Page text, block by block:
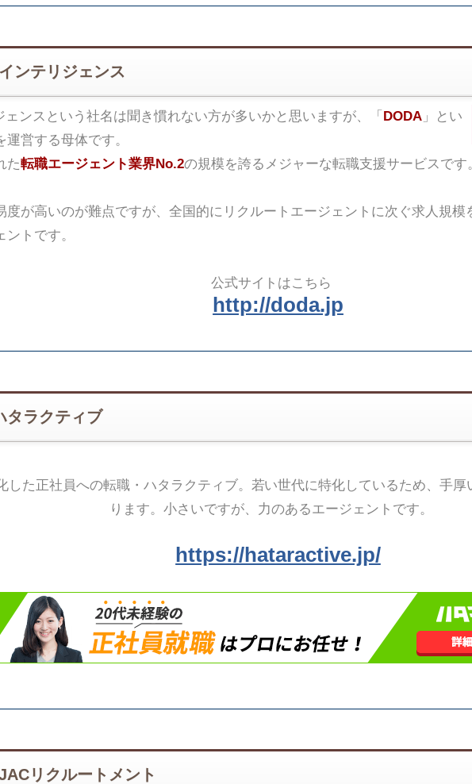
ンテリジェンス
ェンスという社名は聞き慣れない方が多いかと思いますが、「 DODA」とい
運営する母体です。
た転職エージェント業界No.2の規模を誇るメジャーな転職支援サービスです
度が高いのが難点ですが、全国的にリクルートエージェントに次ぐ求人規模
トです。
公式サイトはこちら
http://doda.jp
ラクティブ
した正社員への転職・ハタラクティブ。若い世代に特化しているため、手
ります。小さいですが、力のあるエージェントです。
https://hataractive.jp/
リクルートメント